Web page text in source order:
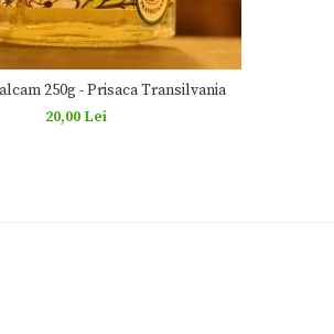
250g - Prisaca Transilvania
20,00 Lei